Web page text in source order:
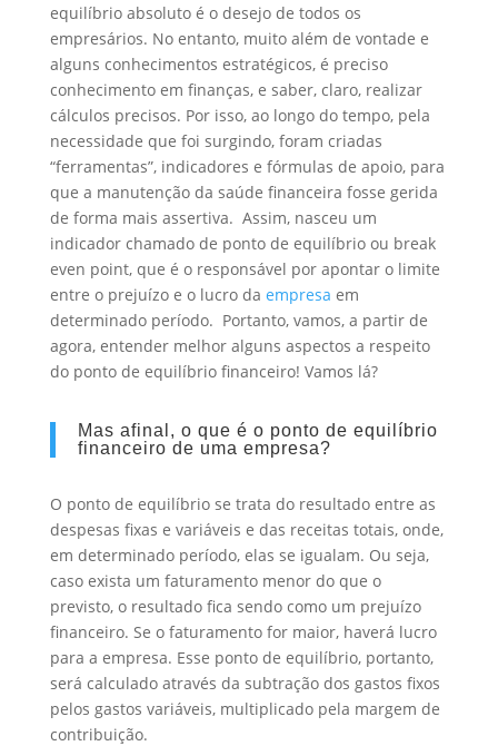
equilíbrio absoluto é o desejo de todos os
empresários. No entanto, muito além de vontade e
alguns conhecimentos estratégicos, é preciso
conhecimento em finanças, e saber, claro, realizar
cálculos precisos. Por isso, ao longo do tempo, pela
necessidade que foi surgindo, foram criadas
“ferramentas”, indicadores e fórmulas de apoio, para
que a manutenção da saúde financeira fosse gerida
de forma mais assertiva. Assim, nasceu um
indicador chamado de ponto de equilíbrio ou break
even point, que é o responsável por apontar o limite
entre o prejuízo e o lucro da empresa em
determinado período. Portanto, vamos, a partir de
agora, entender melhor alguns aspectos a respeito
do ponto de equilíbrio financeiro! Vamos lá?
Mas afinal, o que é o ponto de equilíbrio
financeiro de uma empresa?
O ponto de equilíbrio se trata do resultado entre as
despesas fixas e variáveis e das receitas totais, onde,
em determinado período, elas se igualam. Ou seja,
caso exista um faturamento menor do que o
previsto, o resultado fica sendo como um prejuízo
financeiro. Se o faturamento for maior, haverá lucro
para a empresa. Esse ponto de equilíbrio, portanto,
será calculado através da subtração dos gastos fixos
pelos gastos variáveis, multiplicado pela margem de
contribuição.